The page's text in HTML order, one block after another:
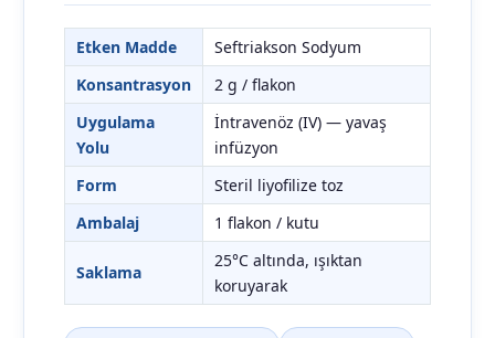
Etken Madde
Seftriakson Sodyum
Konsantrasyon
2 g / flakon
Uygulama
Yolu
İntravenöz (IV) — yavaş
infüzyon
Form
Steril liyofilize toz
Ambalaj
1 flakon / kutu
Saklama
25°C altında, ışıktan
koruyarak